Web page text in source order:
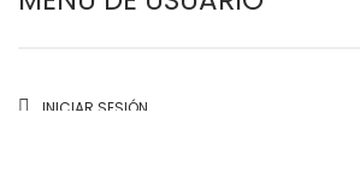
INICIAR SESIÓN